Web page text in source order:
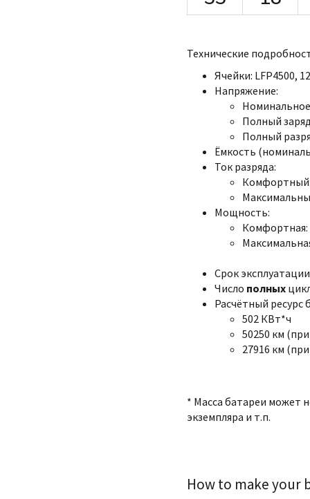
Технические
Ячейки: LFP4500,
Напряжение:
Полный
Полный
Ёмкость
Ток разряда:
Комфортный:
Мощность:
Комфортная:
Срок
Число полных
Расчётный ресурс
502 КВт*ч
50250 км
27916 км
* Масса батареи может
экземпляра и т.п.
How to make your